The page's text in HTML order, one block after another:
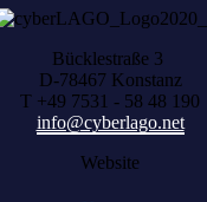
Bücklestraße 3
D-78467 Konstanz
T +49 7531 - 58 48 190
info@cyberlago.net
Website